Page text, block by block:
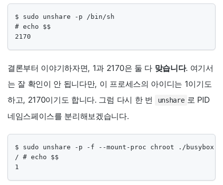
$ sudo unshare -p /bin/sh
# echo $$
2170
결론부터 이야기하자면, 1과 2170은 둘 다 맞습니다. 여기서
는 잘 확인이 안 됩니다만, 이 프로세스의 아이디는 1이기도
하고, 2170이기도 합니다. 그럼 다시 한 번
unshare 로 PID
네임스페이스를 분리해보겠습니다.
$ sudo unshare -p -f --mount-proc chroot ./busybox-
/ # echo $$
1